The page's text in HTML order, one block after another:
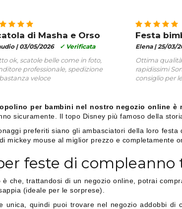
di Masha e Orso
| 03/05/2026 ✓ Verificata
ok, scatole belle come in foto,
professionale, spedizione
veloce
Festa
Elena |25/03/
Ottima
rapidissimi
consiglio per
per bambini nel nostro negozio online è
sicuramente. Il topo Disney più famoso della
preferiti siano gli ambasciatori della loro
mickey mouse al miglior prezzo e completamente
feste di
che, trattandosi di un negozio online, potrai
(ideale per le sorprese).
unica, quindi puoi trovare nel negozio addobbi